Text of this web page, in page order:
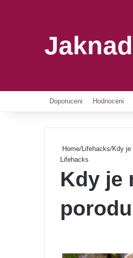
Doporuceni Hodnoceni
Home/Lifehacks/Kdy je
Lifehacks
Kdy je